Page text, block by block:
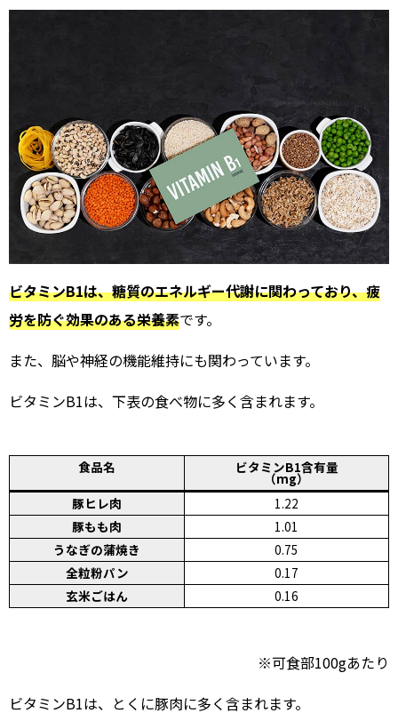
ビタミンB1は、糖質のエネルギー代謝に関わっており、疲
労を防ぐ効果のある栄養素です。
また、脳や神経の機能維持にも関わっています。
ビタミンB1は、下表の食べ物に多く含まれます。
食品名 ビタミンB1含有量
（mg）
豚ヒレ肉
1.22
豚もも肉
1.01
うなぎの蒲焼き
0.75
全粒粉パン
0.17
玄米ごはん
0.16
※可食部100gあたり
ビタミンB1は、とくに豚肉に多く含まれます。